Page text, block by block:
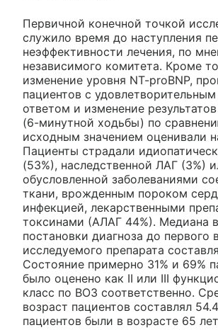
Первичной конечной точкой
служило время до наступления
неэффективности лечения, по
независимого комитета. Кроме
изменение уровня NT-proBNP,
пациентов с
ответом и изменение
(6-минутной ходьбы) по
исходным значением оценивали
Пациенты страдали
(53%), наследственной ЛАГ (3%)
обусловленной заболеваниями
ткани, врожденным пороком
инфекцией, лекарственными
токсинами (АЛАГ 44%). Медиана
постановки диагноза до первого
исследуемого препарата
Состояние примерно 31% и 69%
было оценено как II или III
класс по ВОЗ соответственно.
возраст пациентов составлял
пациентов были в возрасте 65